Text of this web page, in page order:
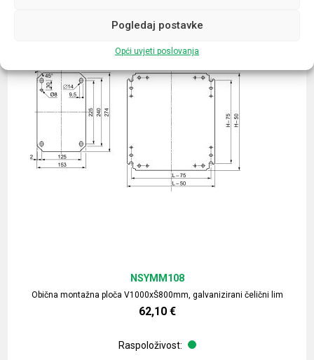
Pogledaj postavke
Opći uvjeti poslovanja
Obična montažna ploča V1000xŠ800mm, galvanizirani čelični lim
NSYMM108
62,10 €
Raspoloživost: